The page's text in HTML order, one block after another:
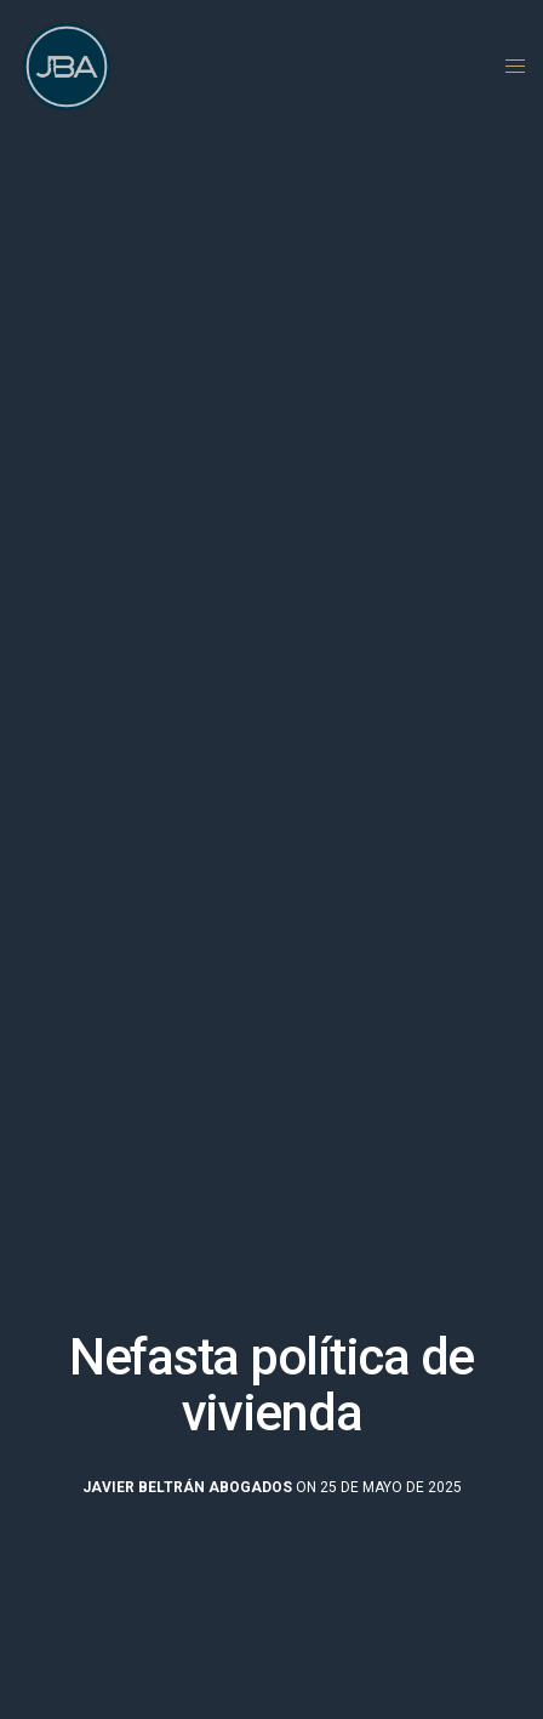
Nefasta política de
vivienda
JAVIER BELTRÁN ABOGADOSON 25 DE MAYO DE 2025